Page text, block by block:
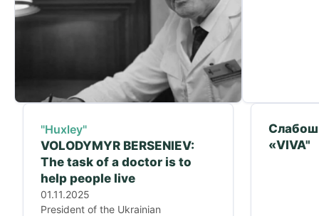
"Huxley"
VOLODYMYR BERSENIEV:
The task of a doctor is to
help people live
01.11.2025
President of the Ukrainian
«VIVA"